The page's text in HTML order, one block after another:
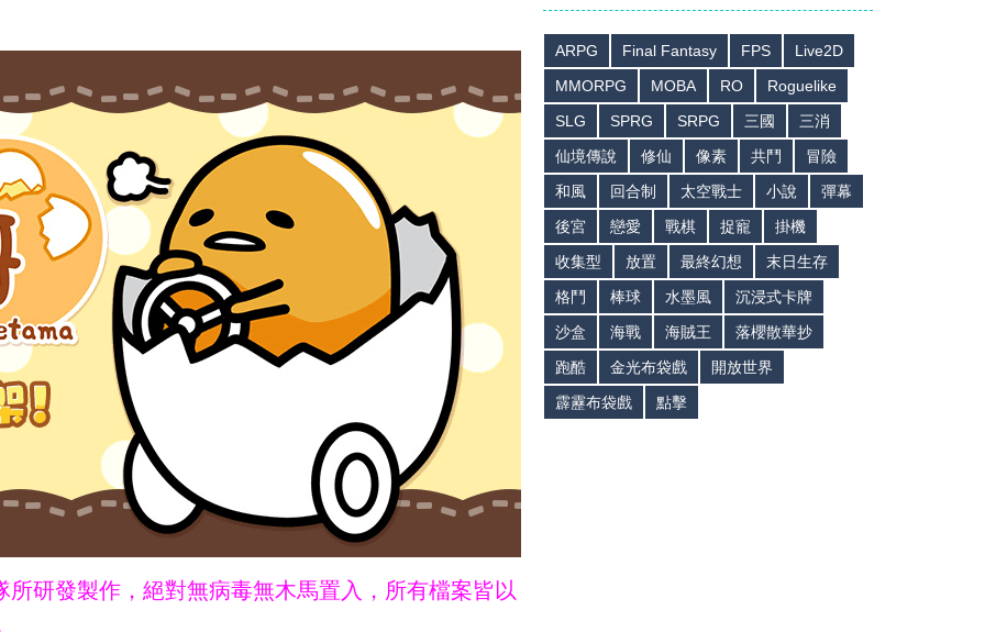
研發製作，絕對無病毒無木馬置入，所有檔案皆以
ARPG Final Fantasy FPS
Live2D
MMORPG
MOBA RO
Roguelike
SLG
SPRG SRPG 三國
三消
仙境傳說
修仙 像素 共鬥
冒險
和風
回合制 太空戰士 小說
彈幕
後宮
戀愛 戰棋 捉寵
掛機
收集型
放置 最終幻想
末日生存
格鬥
棒球 水墨風
沉浸式卡牌
沙盒
海戰 海賊王
落櫻散華抄
跑酷
金光布袋戲
開放世界
霹靂布袋戲
點擊